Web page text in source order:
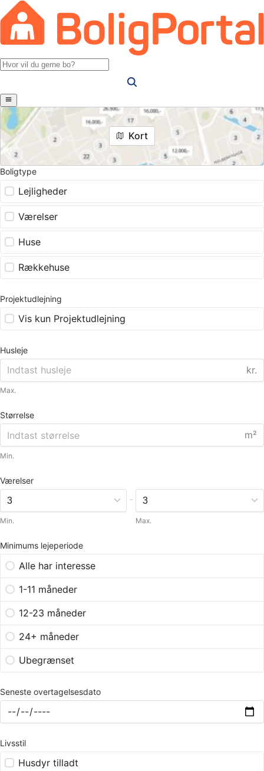
Kort
Boligtype
Lejligheder
Værelser
Huse
Rækkehuse
Projektudlejning
Vis kun Projektudlejning
Husleje
kr.
Max.
Størrelse
m²
Min.
Værelser
Min.
-
Max.
Minimums lejeperiode
Alle har interesse
1-11 måneder
12-23 måneder
24+ måneder
Ubegrænset
Seneste overtagelsesdato
Livsstil
Husdyr tilladt